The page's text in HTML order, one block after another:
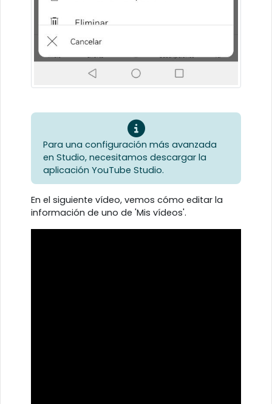
Para una configuración más avanzada
en Studio, necesitamos descargar la
aplicación YouTube Studio.
En el siguiente vídeo, vemos cómo editar la
información de uno de 'Mis vídeos'.